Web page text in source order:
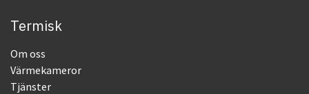
Termisk
Om oss
Värmekameror
Tjänster